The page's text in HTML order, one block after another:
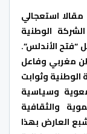
استعجالي
الوطنية
“فتح الأندلس”.
مغربي وفاعل
وثوابت
وسياسية
والثقافية
العارض بھذا